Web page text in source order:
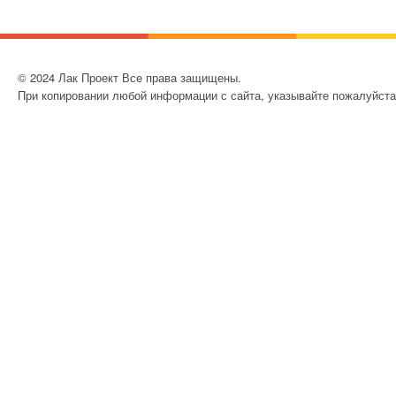
СТРОИТЕЛЬНЫЕ
СТРОИТЕЛЬНАЯ
© 2024 Лак Проект Все права защищены.
При копировании любой информации с сайта, указывайте